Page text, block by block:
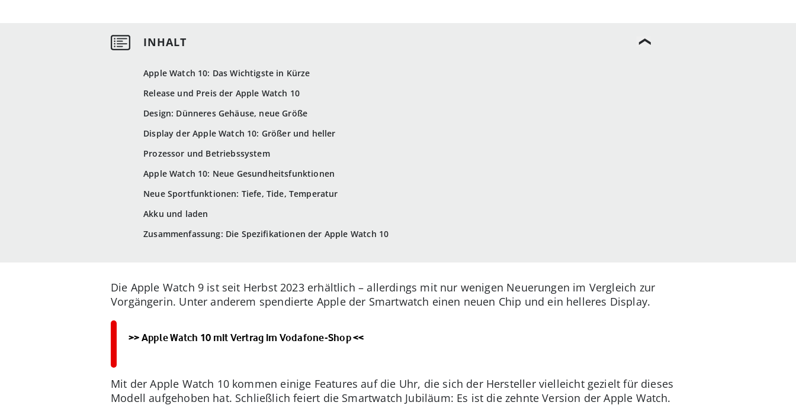
Apple Watch 10: Das Wichtigste in Kürze
Release und Preis der Apple Watch 10
Design: Dünneres Gehäuse, neue Größe
Display der Apple Watch 10: Größer und heller
Prozessor und Betriebssystem
Apple Watch 10: Neue Gesundheitsfunktionen
Neue Sportfunktionen: Tiefe, Tide, Temperatur
Akku und laden
Zusammenfassung: Die Spezifikationen der Apple Watch 10
Die Apple Watch 9 ist seit Herbst 2023 erhältlich – allerdings mit nur wenigen Neuerungen im Vergleich zur
Vorgängerin. Unter anderem spendierte Apple der Smartwatch einen neuen Chip und ein helleres Display.
>> Apple Watch 10 mit Vertrag im Vodafone-Shop <<
Mit der Apple Watch 10 kommen einige Features auf die Uhr, die sich der Hersteller vielleicht gezielt für dieses
Modell aufgehoben hat. Schließlich feiert die Smartwatch Jubiläum: Es ist die zehnte Version der Apple Watch.